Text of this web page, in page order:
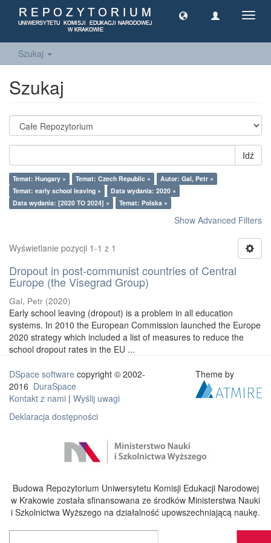
Szukaj
Szukaj
Idź
Temat: Hungary × Temat: Czech Republic ×
Autor: Gal, Petr ×
Temat: early school leaving ×
Data wydania: 2020 ×
Data wydania: [2020 TO 2024] ×
Temat: Polska ×
Show Advanced Filters
Wyświetlanie pozycji 1-1 z 1
Dropout in post-communist countries of Central
Europe (the Visegrad Group)
Gal, Petr (2020)
Early school leaving (dropout) is a problem in all education
systems. In 2010 the European Commission launched the Europe
2020 strategy which included a list of measures to reduce the
school dropout rates in the EU ...
DSpace software copyright © 2002-
2016 DuraSpace
Kontakt z nami | Wyślij uwagi
Deklaracja dostępności
Theme by
Budowa Repozytorium Uniwersytetu Komisji Edukacji Narodowej
w Krakowie została sfinansowana ze środków Ministerstwa Nauki
i Szkolnictwa Wyższego na działalność upowszechniającą naukę.